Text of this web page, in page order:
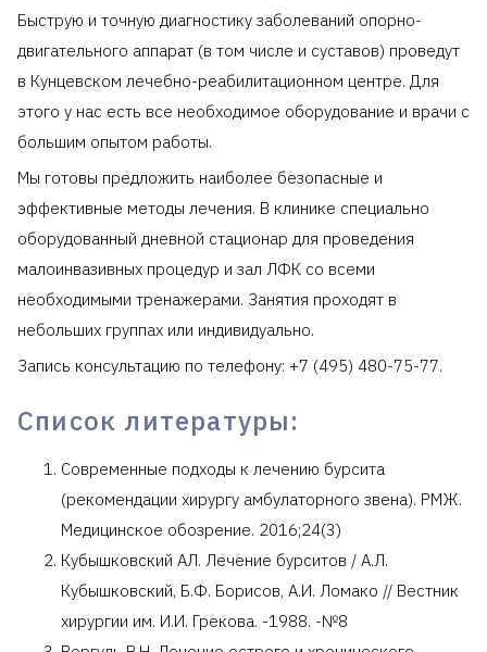
Быструю и точную диагностику заболеваний опорно-
двигательного аппарат (в том числе и суставов) проведут
в Кунцевском лечебно-реабилитационном центре. Для
этого у нас есть все необходимое оборудование и врачи с
большим опытом работы.
Мы готовы предложить наиболее безопасные и
эффективные методы лечения. В клинике специально
оборудованный дневной стационар для проведения
малоинвазивных процедур и зал ЛФК со всеми
необходимыми тренажерами. Занятия проходят в
небольших группах или индивидуально.
Запись консультацию по телефону: +7 (495) 480-75-77.
Список литературы:
Современные подходы к лечению бурсита
(рекомендации хирургу амбулаторного звена). РМЖ.
Медицинское обозрение. 2016;24(3)
Кубышковский АЛ. Лечение бурситов / А.Л.
Кубышковский, Б.Ф. Борисов, А.И. Ломако // Вестник
хирургии им. И.И. Грекова. -1988. -№8